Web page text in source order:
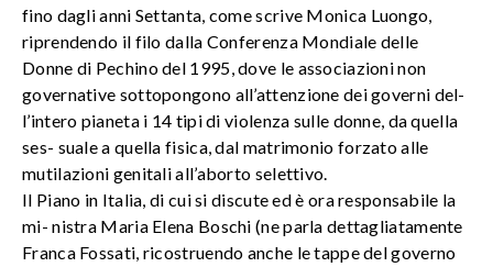
fino dagli anni Settanta, come scrive Monica Luongo,
riprendendo il filo dalla Conferenza Mondiale delle
Donne di Pechino del 1995, dove le associazioni non
governative sottopongono all’attenzione dei governi del-
l’intero pianeta i 14 tipi di violenza sulle donne, da quella
ses- suale a quella fisica, dal matrimonio forzato alle
mutilazioni genitali all’aborto selettivo.
Il Piano in Italia, di cui si discute ed è ora responsabile la
mi- nistra Maria Elena Boschi (ne parla dettagliatamente
Franca Fossati, ricostruendo anche le tappe del governo